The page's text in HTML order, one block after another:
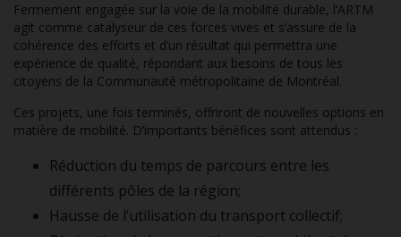
Fermement engagée sur la voie de la mobilité durable, l’ARTM
agit comme catalyseur de ces forces vives et s’assure de la
cohérence des efforts et d’un résultat qui permettra une
expérience de qualité, répondant aux besoins de tous les
citoyens de la Communauté métropolitaine de Montréal.
Ces projets, une fois terminés, offriront de nouvelles options en
matière de mobilité. D’importants bénéfices sont attendus :
Réduction du temps de parcours entre les
différents pôles de la région;
Hausse de l’utilisation du transport collectif;